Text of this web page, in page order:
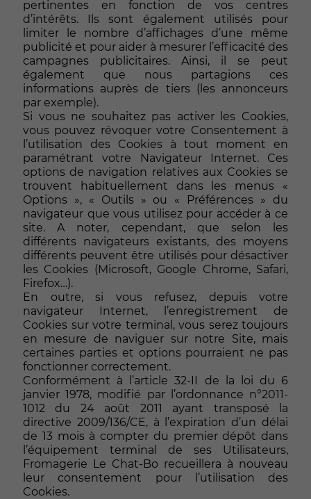
pertinentes en fonction de vos centres
d’intérêts. Ils sont également utilisés pour
limiter le nombre d’affichages d’une même
publicité et pour aider à mesurer l’efficacité des
campagnes publicitaires. Ainsi, il se peut
également que nous partagions ces
informations auprès de tiers (les annonceurs
par exemple).
Si vous ne souhaitez pas activer les Cookies,
vous pouvez révoquer votre Consentement à
l’utilisation des Cookies à tout moment en
paramétrant votre Navigateur Internet. Ces
options de navigation relatives aux Cookies se
trouvent habituellement dans les menus «
Options », « Outils » ou « Préférences » du
navigateur que vous utilisez pour accéder à ce
site. A noter, cependant, que selon les
différents navigateurs existants, des moyens
différents peuvent être utilisés pour désactiver
les Cookies (Microsoft, Google Chrome, Safari,
Firefox…).
En outre, si vous refusez, depuis votre
navigateur Internet, l’enregistrement de
Cookies sur votre terminal, vous serez toujours
en mesure de naviguer sur notre Site, mais
certaines parties et options pourraient ne pas
fonctionner correctement.
Conformément à l’article 32-II de la loi du 6
janvier 1978, modifié par l’ordonnance n°2011-
1012 du 24 août 2011 ayant transposé la
directive 2009/136/CE, à l’expiration d’un délai
de 13 mois à compter du premier dépôt dans
l’équipement terminal de ses Utilisateurs,
Fromagerie Le Chat-Bo recueillera à nouveau
leur consentement pour l’utilisation des
Cookies.